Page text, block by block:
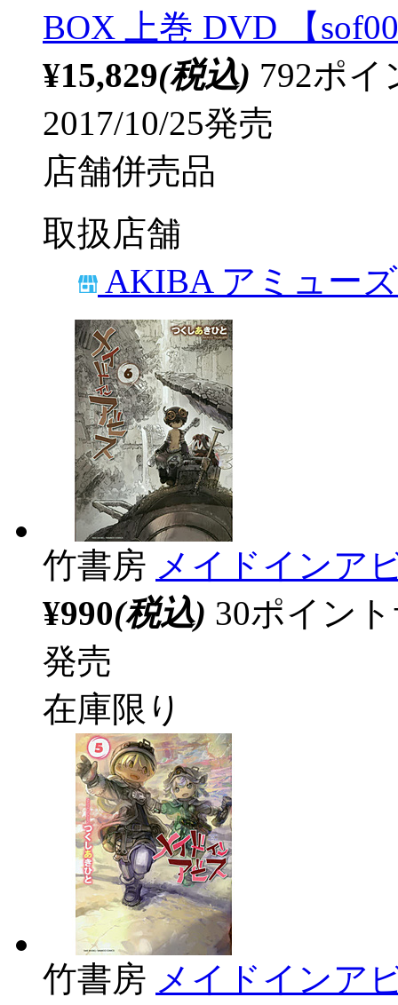
BOX 上巻 DVD 【
¥15,829(税込) 792ポ
2017/10/25発売
店舗併売品
取扱店舗
AKIBA アミュー
竹書房 メイドインア
¥990(税込) 30ポイン
発売
在庫限り
竹書房 メイドインア